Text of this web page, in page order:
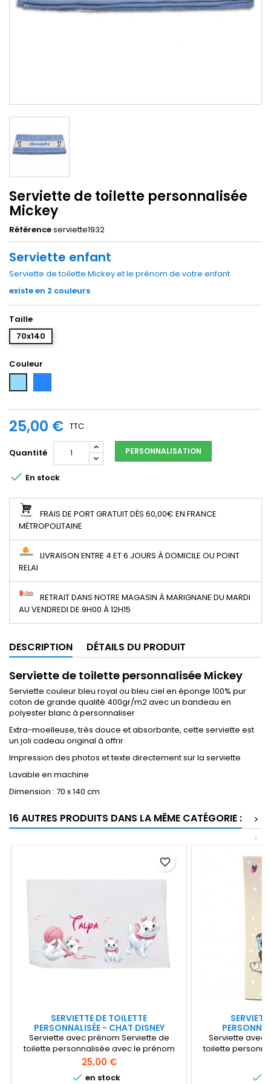
Serviette de toilette personnalisée
Mickey
Référenceserviette1932
Serviette enfant
Serviette de toilette Mickey et le prénom de votre enfant
existe en 2 couleurs
Taille
70x140
Couleur
ciel
roy
25,00 € TTC
Quantité PERSONNALISATION
 En stock
FRAIS DE PORT GRATUIT DÈS 60,00€ EN FRANCE
MÉTROPOLITAINE
LIVRAISON ENTRE 4 ET 6 JOURS À DOMICILE OU POINT
RELAI
RETRAIT DANS NOTRE MAGASIN À MARIGNANE DU MARDI
AU VENDREDI DE 9H00 À 12H15
DESCRIPTION DÉTAILS DU PRODUIT
Serviette de toilette personnalisée Mickey
Serviette couleur bleu royal ou bleu ciel en éponge 100% pur
coton de grande qualité 400gr/m2 avec un bandeau en
polyester blanc à personnaliser
Extra-moelleuse, très douce et absorbante, cette serviette est
un joli cadeau original à offrir
Impression des photos et texte directement sur la serviette
Lavable en machine
Dimension : 70 x 140 cm
16 AUTRES PRODUITS DANS LA MÊME CATÉGORIE :
>
<
SERVIETTE DE TOILETTE
PERSONNALISÉE - CHAT DISNEY
Serviette avec prénom Serviette de
toilette personnalisée avec le prénom
de la petite fille et l'adorable chatte
Marie des Aristochats. Serviette blanche
en microfibre au recto et en éponge au
Prix
25,00 €
 en stock
favorite_border
Serviette avec
toilette
